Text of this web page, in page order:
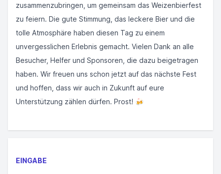
zusammenzubringen, um gemeinsam das Weizenbierfest
zu feiern. Die gute Stimmung, das leckere Bier und die
tolle Atmosphäre haben diesen Tag zu einem
unvergesslichen Erlebnis gemacht. Vielen Dank an alle
Besucher, Helfer und Sponsoren, die dazu beigetragen
haben. Wir freuen uns schon jetzt auf das nächste Fest
und hoffen, dass wir auch in Zukunft auf eure
Unterstützung zählen dürfen. Prost! 🍻
EINGABE